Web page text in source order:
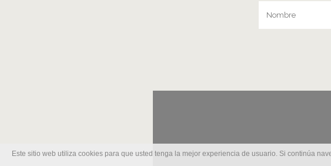
Este sitio web utiliza cookies para que usted tenga la mejor experiencia de usuario. Si continúa